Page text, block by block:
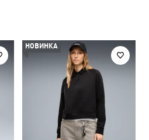
НОВИНКА